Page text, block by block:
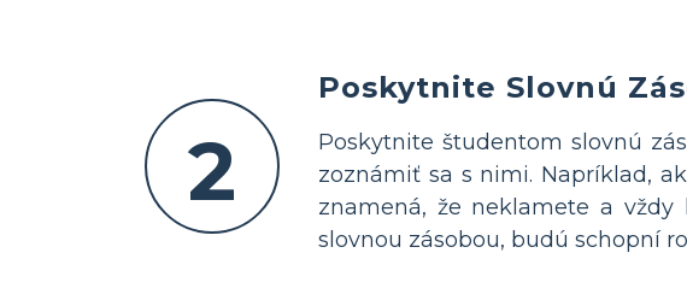
2
Poskytnite Slovnú
Poskytnite študentom slovnú
zoznámiť sa s nimi. Napríklad,
znamená, že neklamete a
slovnou zásobou, budú schopní